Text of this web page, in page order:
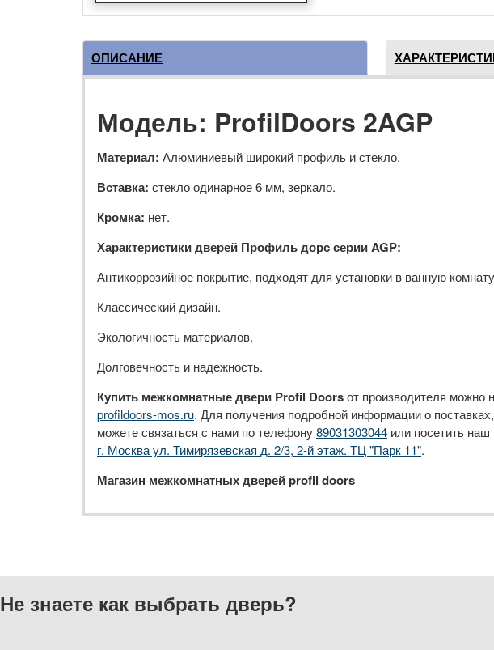
ОПИСАНИЕ
Модель: ProfilDoors 2AGP
Материал: Алюминиевый широкий профиль и стекло.
Вставка: стекло одинарное 6 мм, зеркало.
Кромка: нет.
Характеристики дверей Профиль дорс серии AGP:
Антикоррозийное покрытие, подходят для установки в ванную
Классический дизайн.
Экологичность материалов.
Долговечность и надежность.
Купить межкомнатные двери Profil Doorsот производителя можно
profildoors-mos.ru. Для получения подробной информации о
можете связаться с нами по телефону89031303044 или посетить
г. Москва ул. Тимирязевская д. 2/3, 2-й этаж. ТЦ "Парк 11".
Магазин межкомнатных дверей profil doors
Не знаете как выбрать дверь?